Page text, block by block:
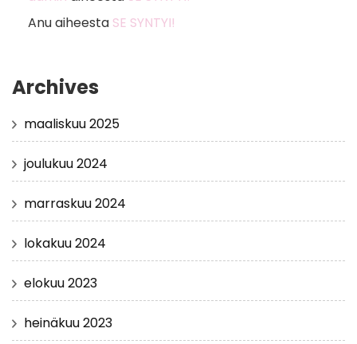
Anuaiheesta SE SYNTYI!
Archives
maaliskuu 2025
joulukuu 2024
marraskuu 2024
lokakuu 2024
elokuu 2023
heinäkuu 2023